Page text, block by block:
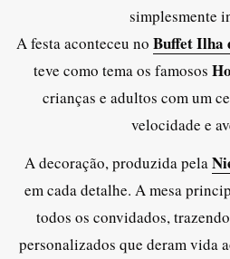
simplesmente
A festa aconteceu noBuffet Ilha
teve como tema os famosos
crianças e adultos com um
velocidade e
A decoração, produzida pela
em cada detalhe. A mesa
todos os convidados,
personalizados que deram vida